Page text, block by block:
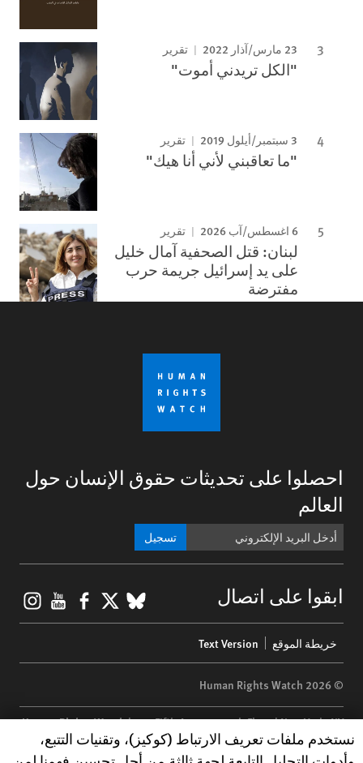
23 مارس/آذار 2022 تقرير
"الكل تريدني أموت"
3 سبتمبر/أيلول 2019 تقرير
"ما تعاقبني لأني أنا هيك"
6 اغسطس/آب 2026 تقرير
لبنان: قتل الصحفية آمال خليل
على يد إسرائيل جريمة حرب
مفترضة
احصلوا على تحديثات حقوق الإنسان حول
العالم
تسجيل
ابقوا على اتصال BlueSky
X
menu
خريطة الموقع Text Version
© 2026 Human Rights Watch
Human Rights Watch| 350 Fifth Avenue, 34th Floor | New York,NY
10118-3299 USA|t 1.212.290.4700
Human Rights Watch cookie preferences
نستخدم ملفات تعريف الارتباط (كوكيز)، وتقنيات التتبع،